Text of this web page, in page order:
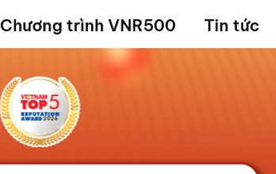
Chương trình VNR500 Tin tức